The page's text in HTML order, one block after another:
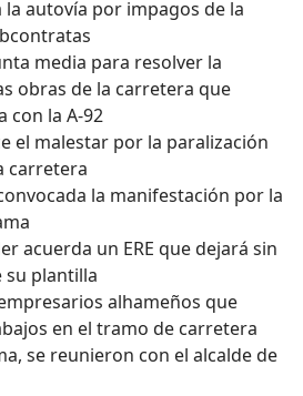
la autovía por impagos de la
media para resolver la
obras de la carretera que
con la A-92
el malestar por la paralización
carretera
la manifestación por la
acuerda un ERE que dejará sin
su plantilla
alhameños que
en el tramo de carretera
se reunieron con el alcalde de